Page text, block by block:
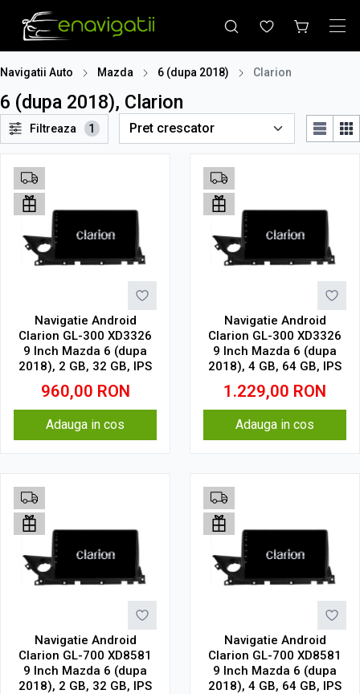
Navigatii Auto Mazda 6 (dupa 2018) Clarion
6 (dupa 2018), Clarion
Filtreaza 1
Navigatie Android
Clarion GL-300 XD3326
9 Inch Mazda 6 (dupa
2018), 2 GB, 32 GB, IPS
960,00 RON
Adauga in cos
Navigatie Android
Clarion GL-300 XD3326
9 Inch Mazda 6 (dupa
2018), 4 GB, 64 GB, IPS
1.229,00 RON
Adauga in cos
Navigatie Android
Clarion GL-700 XD8581
9 Inch Mazda 6 (dupa
2018), 2 GB, 32 GB, IPS
Navigatie Android
Clarion GL-700 XD8581
9 Inch Mazda 6 (dupa
2018), 4 GB, 64 GB, IPS